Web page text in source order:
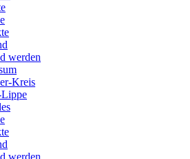
werden
Kreis
Lippe
werden